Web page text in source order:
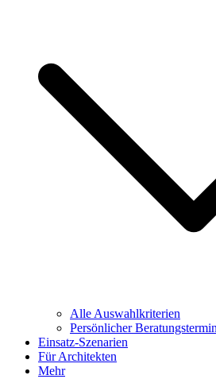
Alle Auswahlkriterien
Persönlicher Beratungstermin
Einsatz-Szenarien
Für Architekten
Mehr